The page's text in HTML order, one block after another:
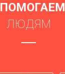
ПОМОГАЕМ
ЛЮДЯМ